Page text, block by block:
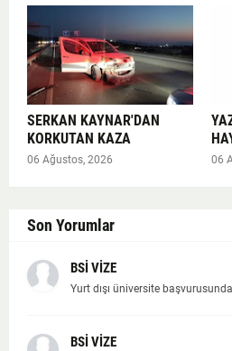
SERKAN KAYNAR'DAN
KORKUTAN KAZA
06 Ağustos, 2026 06
Son Yorumlar
BSİ VİZE
Yurt dışı üniversite
BSİ VİZE